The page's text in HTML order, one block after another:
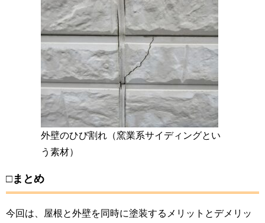
外壁のひび割れ（窯業系サイディングとい
う素材）
□まとめ
今回は、屋根と外壁を同時に塗装するメリットとデメリッ